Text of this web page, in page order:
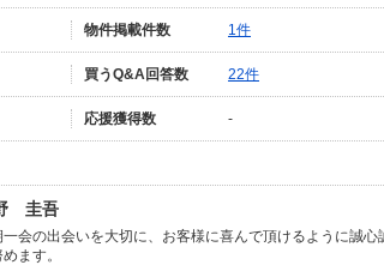
物件掲載件数 1件
買うQ&A回答数 22件
応援獲得数 -
圭吾
一会の出会いを大切に、お客様に喜んで頂けるように誠心
ます。